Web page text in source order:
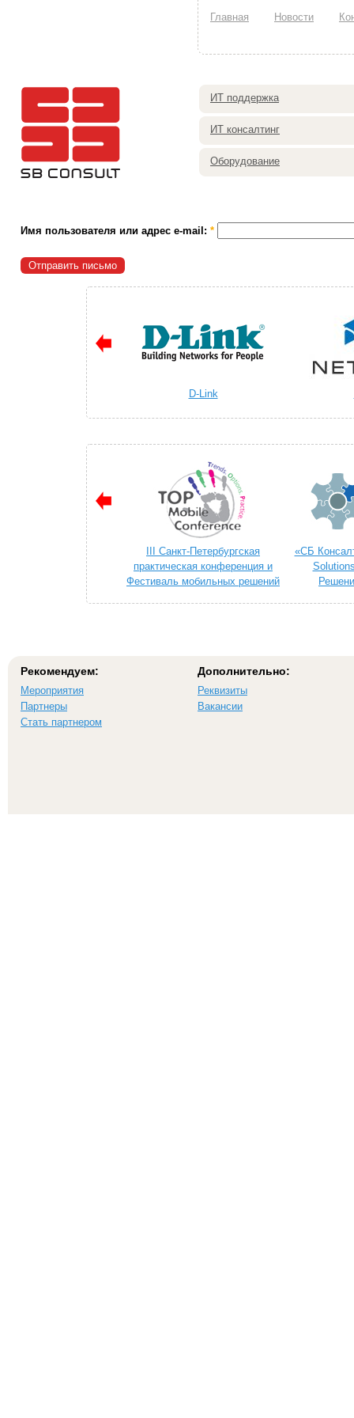
Главная Новости
ИТ поддержка
ИТ консалтинг
Оборудование
Имя пользователя или адрес e-mail: *
D-Link
III Санкт-Петербургская
практическая конференция и
Фестиваль мобильных решений
«СБ
Рекомендуем:
Мероприятия
Партнеры
Стать партнером
Дополнительно:
Реквизиты
Вакансии